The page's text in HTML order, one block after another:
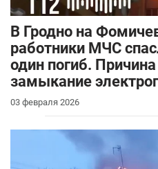
В Гродно на
работники МЧС
один погиб.
замыкание
03 февраля 2026